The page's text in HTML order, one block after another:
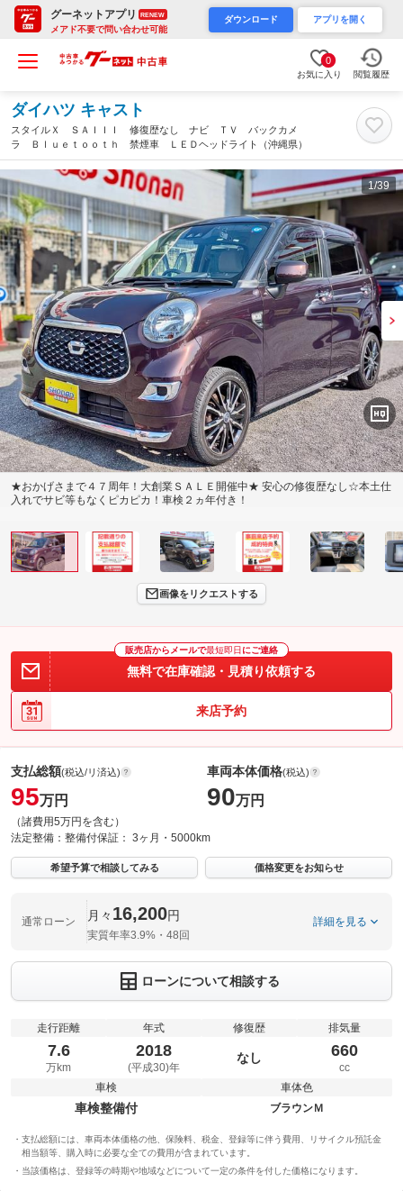
グーネットアプリ RENEW
メアド不要で問い合わせ可能
ダウンロード アプリを開く
0
お気に入り 閲覧履歴
ダイハツ キャスト
スタイルＸ ＳＡＩＩＩ 修復歴なし ナビ ＴＶ バックカメ
ラ Ｂｌｕｅｔｏｏｔｈ 禁煙車 ＬＥＤヘッドライト（沖縄県）
1/39
★おかげさまで４７周年！大創業ＳＡＬＥ開催中★ 安心の修復歴なし☆本土仕
入れでサビ等もなくピカピカ！車検２ヵ年付き！
画像をリクエストする
販売店からメールで最短即日 にご連絡
無料で在庫確認・見積り依頼する
来店予約
支払総額(税込/リ済込)
95万円
（諸費用5万円を含む）
車両本体価格(税込)
90万円
法定整備： 整備付保証： 3ヶ月・5000km
希望予算で相談してみる 価格変更をお知らせ
通常ローン 月々 16,200円
実質年率3.9%・48回
詳細を見る
ローンについて相談する
走行距離
7.6
万km
年式
2018
(平成30)年
修復歴
なし
排気量
660
cc
車検
車検整備付
車体色
ブラウンＭ
支払総額には、車両本体価格の他、保険料、税金、登録等に伴う費用、リサイクル預託金
相当額等、購入時に必要な全ての費用が含まれています。
当該価格は、登録等の時期や地域などについて一定の条件を付した価格になります。